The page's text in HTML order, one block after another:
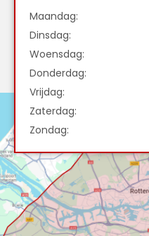
Maandag:
Dinsdag:
Woensdag:
Donderdag:
Vrijdag:
Zaterdag:
Zondag: